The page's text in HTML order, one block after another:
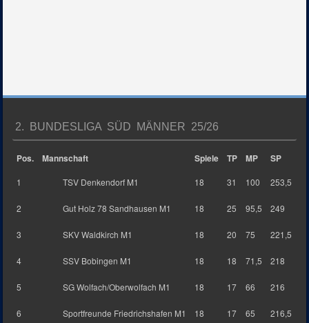
2. BUNDESLIGA SÜD MÄNNER 25/26
Pos. Mannschaft Spiele TP MP SP
1 TSV Denkendorf M1 18 31 100 253,5
2 Gut Holz 78 Sandhausen M1 18 25 95,5 249
3 SKV Waldkirch M1 18 20 75 221,5
4 SSV Bobingen M1 18 18 71,5 218
5 SG Wolfach/Oberwolfach M1 18 17 66 216
6 Sportfreunde Friedrichshafen M1 18 17 65 216,5